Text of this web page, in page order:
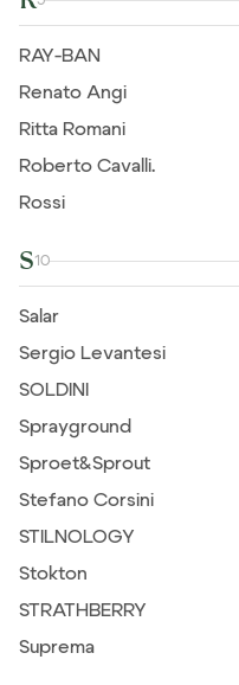
RAY-BAN
Renato Angi
Ritta Romani
Roberto Cavalli.
Rossi
S10
Salar
Sergio Levantesi
SOLDINI
Sprayground
Sproet&Sprout
Stefano Corsini
STILNOLOGY
Stokton
STRATHBERRY
Suprema